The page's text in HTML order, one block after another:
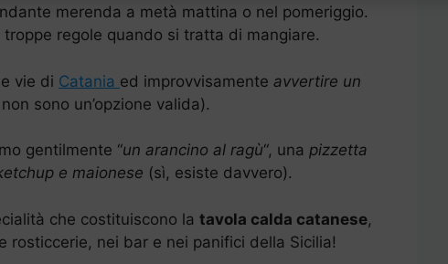
merenda a metà mattina o nel pomeriggio.
regole quando si tratta di mangiare.
vie di Catania ed improvvisamente avvertire un
sono un’opzione valida).
gentilmente “un arancino al ragù“, una pizzetta
e maionese (sì, esiste davvero).
che costituiscono la tavola calda catanese,
rosticcerie, nei bar e nei panifici della Sicilia!